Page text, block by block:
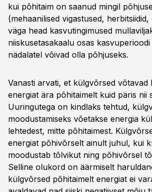
kui põhitaim on saanud mingil
(mehaanilised vigastused,
väga head kasvutingimused
niiskusetasakaalu osas kasvuperioodi
nädalatel võivad olla põhjuseks.
Vanasti arvati, et külgvõrsed võtavad
energiat ära põhitaimelt kuid päris nii
Uuringutega on kindlaks tehtud,
moodustamiseks võetakse energia
lehtedest, mitte põhitaimest.
energiat põhivõrselt ainult juhul, kui
moodustab tõlvikut ning põhivõrsel
Selline olukord on äärmiselt
külgvõrsed põhitaimelt energiat ei